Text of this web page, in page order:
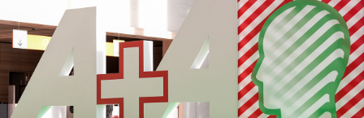
GUT FÜHREN
NACHHALTIG UND
INNOVATIV ARBEITEN
PRODUKTE & MÄRKTE